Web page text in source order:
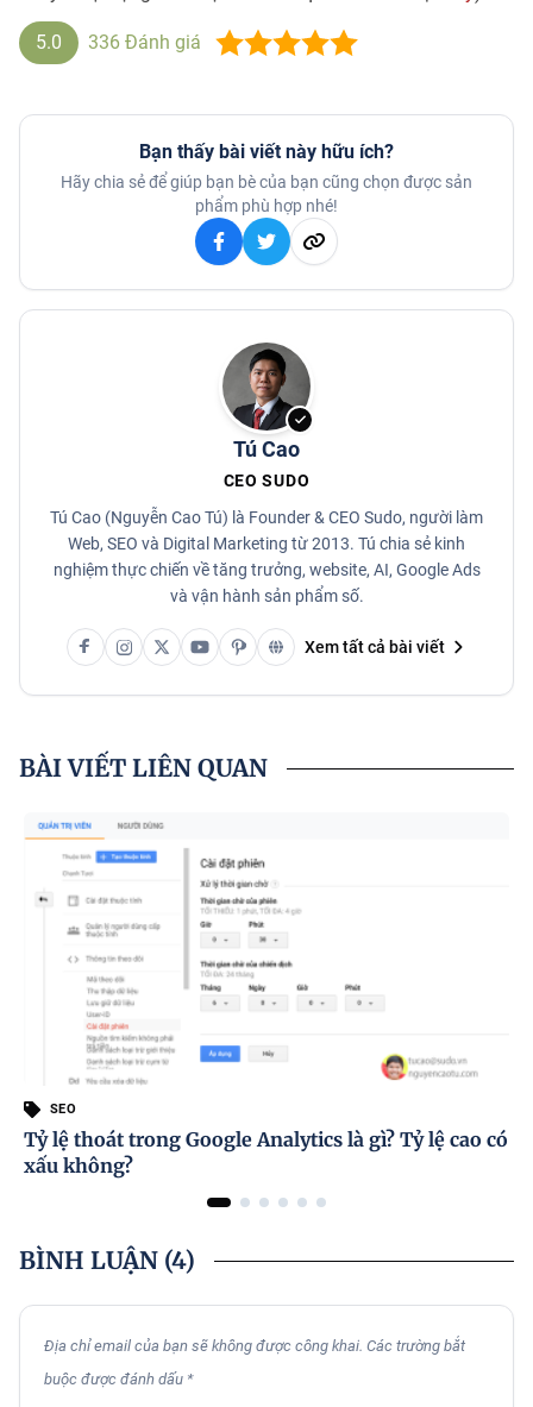
5.0 336 Đánh giá
Bạn thấy bài viết này hữu ích?
Hãy chia sẻ để giúp bạn bè của bạn cũng chọn được sản
phẩm phù hợp nhé!
Tú Cao
CEO SUDO
Tú Cao (Nguyễn Cao Tú) là Founder & CEO Sudo, người làm
Web, SEO và Digital Marketing từ 2013. Tú chia sẻ kinh
nghiệm thực chiến về tăng trưởng, website, AI, Google Ads
và vận hành sản phẩm số.
Xem tất cả bài viết
BÀI VIẾT LIÊN QUAN
SEO
Tỷ lệ thoát trong Google Analytics là gì? Tỷ lệ cao có
xấu không?
BÌNH LUẬN (4)
Địa chỉ email của bạn sẽ không được công khai. Các trường bắt
buộc được đánh dấu *